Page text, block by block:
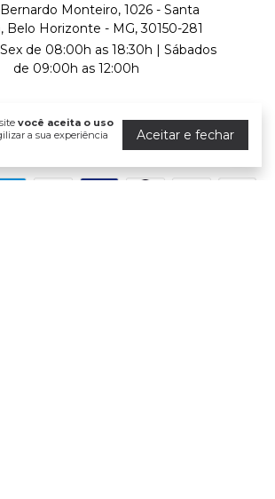
você aceita o uso
a sua experiência
Aceitar e fechar
Monteiro, 1026 - Santa
Belo Horizonte - MG, 30150-281
de 08:00h as 18:30h | Sábados
de 09:00h as 12:00h
de pagamento